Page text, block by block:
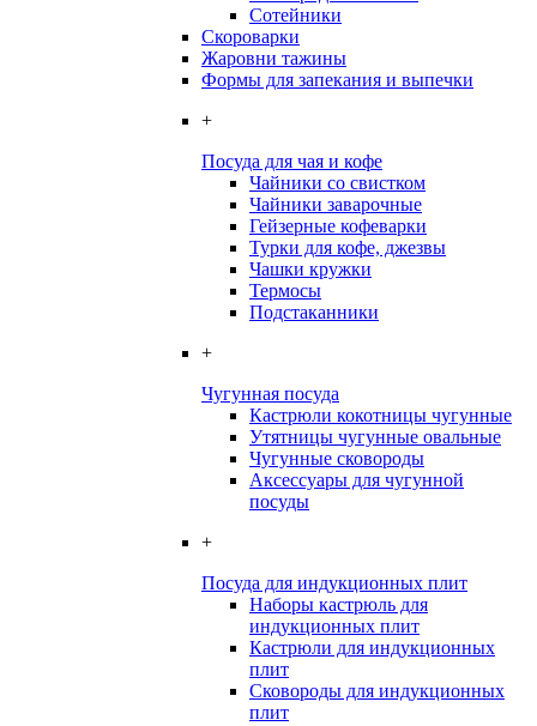
Сотейники
Скороварки
Жаровни тажины
Формы для запекания и выпечки
+
Посуда для чая и кофе
Чайники со свистком
Чайники заварочные
Гейзерные кофеварки
Турки для кофе, джезвы
Чашки кружки
Термосы
Подстаканники
+
Чугунная посуда
Кастрюли кокотницы чугунные
Утятницы чугунные овальные
Чугунные сковороды
Аксессуары для чугунной
посуды
+
Посуда для индукционных плит
Наборы кастрюль для
индукционных плит
Кастрюли для индукционных
плит
Сковороды для индукционных
плит